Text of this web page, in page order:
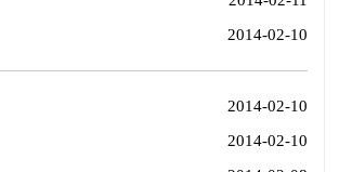
2014-02-10
2014-02-10
2014-02-10